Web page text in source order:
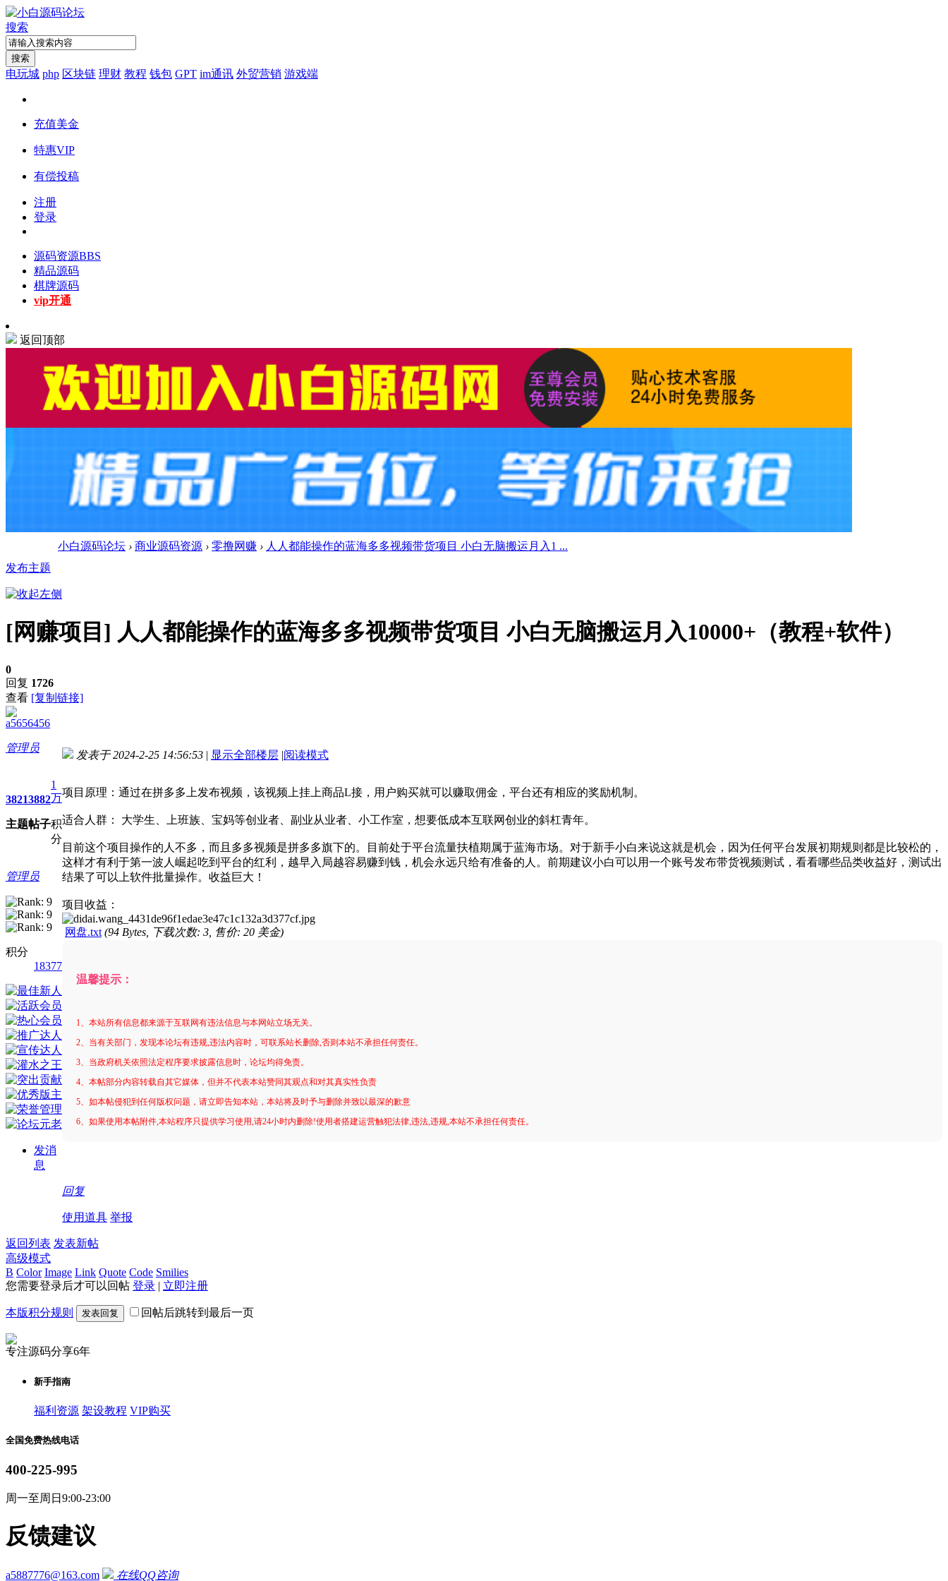
搜索
搜索
电玩城 php 区块链 理财 教程 钱包 GPT im通讯 外贸营销 游戏端
充值美金
特惠VIP
有偿投稿
注册
登录
源码资源BBS
精品源码
棋牌源码
vip开通
返回顶部
小白源码论坛 › 商业源码资源 › 零撸网赚 › 人人都能操作的蓝海多多视频带货项目 小白无脑搬运月入1 ...
发布主题
[网赚项目] 人人都能操作的蓝海多多视频带货项目 小白无脑搬运月入10000+（教程+软件）
0
回复 1726
查看 [复制链接]
a5656456
管理员
3821
主题
3882
帖子
1
万
积
分
管理员
积分
18377
发消
息
发表于 2024-2-25 14:56:53 | 显示全部楼层 |阅读模式
项目原理：通过在拼多多上发布视频，该视频上挂上商品L接，用户购买就可以赚取佣金，平台还有相应的奖励机制。
适合人群： 大学生、上班族、宝妈等创业者、副业从业者、小工作室，想要低成本互联网创业的斜杠青年。
目前这个项目操作的人不多，而且多多视频是拼多多旗下的。目前处于平台流量扶植期属于蓝海市场。对于新手小白来说这就是机会，因为任何平台发展初期规则都是比较松的，
这样才有利于第一波人崛起吃到平台的红利，越早入局越容易赚到钱，机会永远只给有准备的人。前期建议小白可以用一个账号发布带货视频测试，看看哪些品类收益好，测试出
结果了可以上软件批量操作。收益巨大！
项目收益：
网盘.txt (94 Bytes, 下载次数: 3, 售价: 20 美金)
温馨提示：
1、本站所有信息都来源于互联网有违法信息与本网站立场无关。
2、当有关部门，发现本论坛有违规,违法内容时，可联系站长删除,否则本站不承担任何责任。
3、当政府机关依照法定程序要求披露信息时，论坛均得免责。
4、本帖部分内容转载自其它媒体，但并不代表本站赞同其观点和对其真实性负责
5、如本帖侵犯到任何版权问题，请立即告知本站，本站将及时予与删除并致以最深的歉意
6、如果使用本帖附件,本站程序只提供学习使用,请24小时内删除!使用者搭建运营触犯法律,违法,违规,本站不承担任何责任。
回复
使用道具 举报
返回列表 发表新帖
高级模式
B Color Image Link Quote Code Smilies
您需要登录后才可以回帖 登录 | 立即注册
本版积分规则 发表回复 回帖后跳转到最后一页
专注源码分享6年
新手指南
福利资源 架设教程 VIP购买
全国免费热线电话
400-225-995
周一至周日9:00-23:00
反馈建议
a5887776@163.com 在线QQ咨询